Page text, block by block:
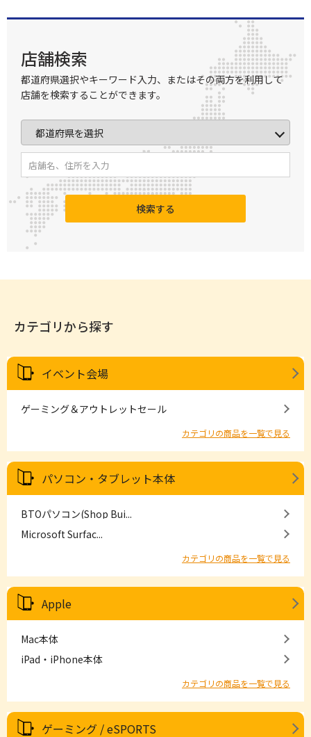
店舗検索
都道府県選択やキーワード入力、またはその両方を利用して
店舗を検索することができます。
検索する
カテゴリから探す
イベント会場
ゲーミング＆アウトレットセール
カテゴリの商品を一覧で見る
パソコン・タブレット本体
BTOパソコン(Shop Bui...
Microsoft Surfac...
カテゴリの商品を一覧で見る
Apple
Mac本体
iPad・iPhone本体
カテゴリの商品を一覧で見る
ゲーミング / eSPORTS